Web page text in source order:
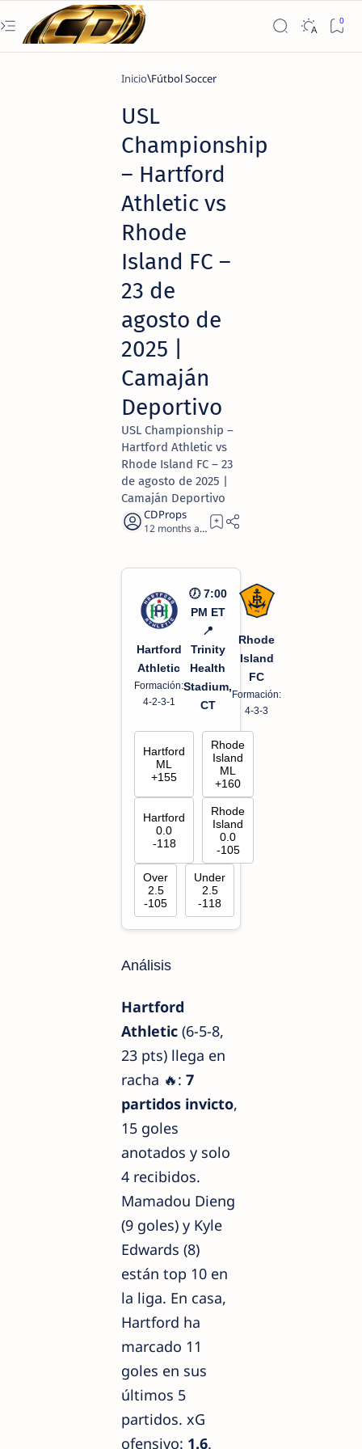
Inicio Fútbol Soccer
USL
Championship
– Hartford
Athletic vs
Rhode
Island FC –
23 de
agosto de
2025 |
Camaján
Deportivo
USL Championship –
Hartford Athletic vs
Rhode Island FC – 23
de agosto de 2025 |
Camaján Deportivo
12 months ago 2
Hartford
Athletic
Formación:
4-2-3-1
🕖 7:00
PM ET
📍
Trinity
Health
Stadium,
CT
Rhode
Island
FC
Formación:
4-3-3
Hartford
ML
+155
Rhode
Island
ML
+160
Hartford
0.0
-118
Rhode
Island
0.0
-105
Over
2.5
-105
Under
2.5
-118
Análisis
Hartford
Athletic (6-5-8,
23 pts) llega en
racha 🔥: 7
partidos invicto,
15 goles
anotados y solo
4 recibidos.
Mamadou Dieng
(9 goles) y Kyle
Edwards (8)
están top 10 en
la liga. En casa,
Hartford ha
marcado 11
goles en sus
últimos 5
partidos. xG
ofensivo: 1.6.